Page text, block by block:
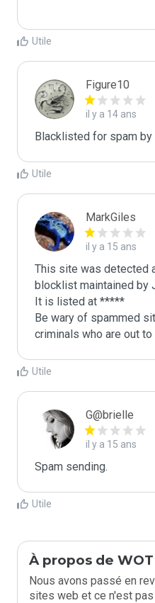
Utile
Figure10
il y a 14 ans
Blacklisted for spam by
Utile
MarkGiles
il y a 15 ans
This site was detected
blocklist maintained by
It is listed at *****
Be wary of spammed
criminals who are out to
Utile
G@brielle
il y a 15 ans
Spam sending.
Utile
À propos de WOT
Nous avons passé en
sites web et ce n'est pas